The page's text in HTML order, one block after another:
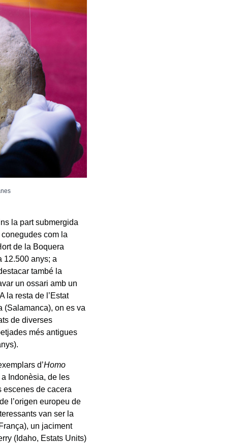
la part submergida
com la
de la Boquera
12.500 anys; a
també la
un ossari amb un
la resta de l’Estat
(Salamanca), on es va
de diverses
més antigues
d’Homo
Indonèsia, de les
escenes de cacera
l’origen europeu de
van ser la
un jaciment
(Idaho, Estats Units)